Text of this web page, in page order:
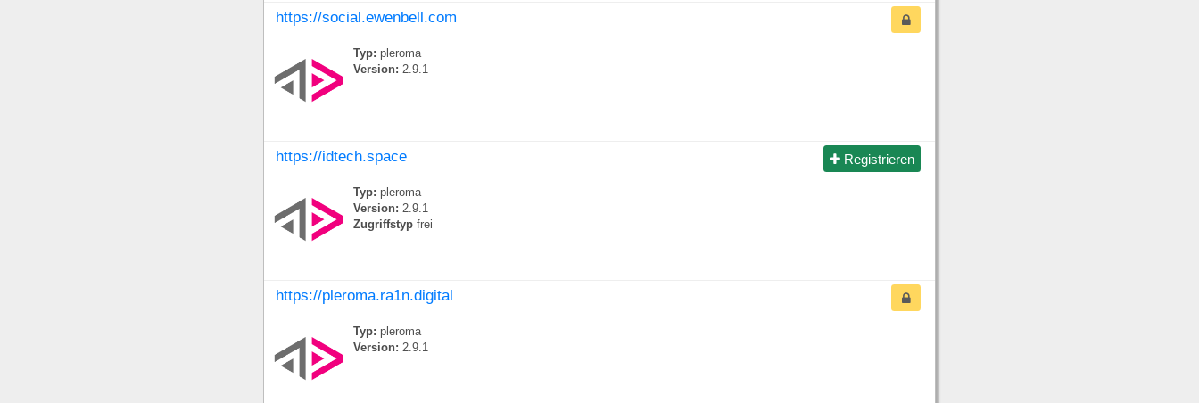
https://social.ewenbell.com
Typ: pleroma
Version: 2.9.1
Registrieren
https://idtech.space
Typ: pleroma
Version: 2.9.1
Zugriffstyp frei
https://pleroma.ra1n.digital
Typ: pleroma
Version: 2.9.1